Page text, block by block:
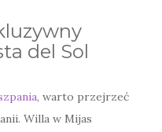
del Sol
, warto przejrzeć
Willa w Mijas